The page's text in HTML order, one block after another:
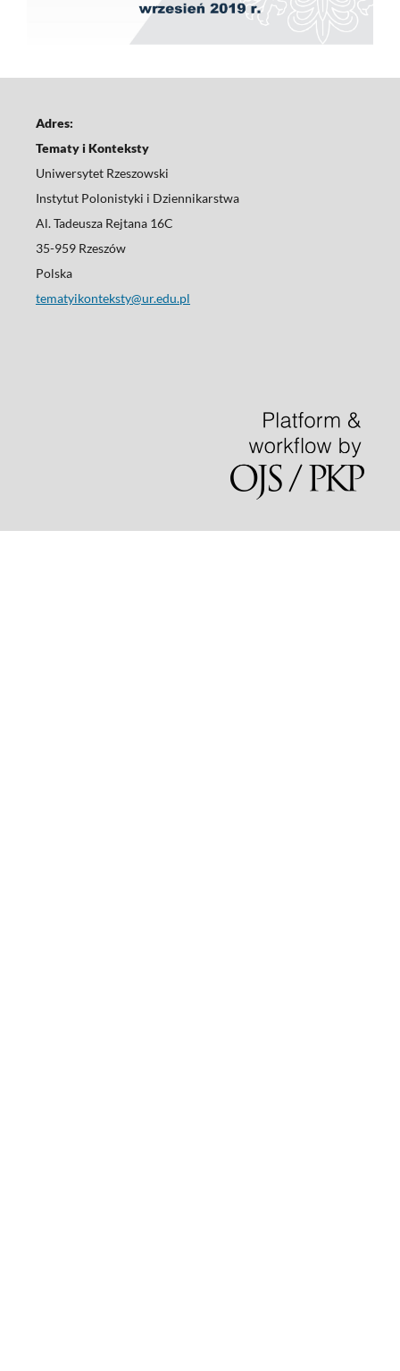
Adres:
Tematy i Konteksty
Uniwersytet Rzeszowski
Instytut Polonistyki i Dziennikarstwa
Al. Tadeusza Rejtana 16C
35-959 Rzeszów
Polska
tematyikonteksty@ur.edu.pl